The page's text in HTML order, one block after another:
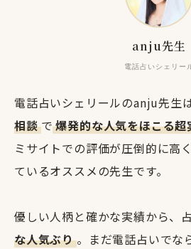
anju先生
電話占いシェリー
電話占いシェリールのanju先生
相談で爆発的な人気をほこる
ミサイトでの評価が圧倒的に高
ているオススメの先生です。
優しい人柄と確かな実績から、
な人気ぶり 。まだ電話占いでな